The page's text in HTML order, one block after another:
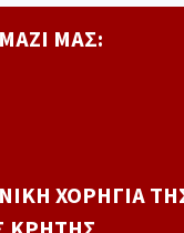
ΜΑΣ:
ΧΟΡΗΓΊΑ